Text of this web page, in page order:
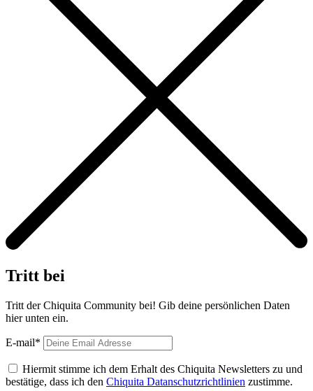
Tritt bei
Tritt der Chiquita Community bei! Gib deine persönlichen Daten
hier unten ein.
E-mail*
Hiermit stimme ich dem Erhalt des Chiquita Newsletters zu und
bestätige, dass ich den Chiquita Datanschutzrichtlinien zustimme.